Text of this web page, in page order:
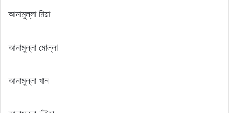
আনামুল্লা মিয়া
আনামুল্লা মোল্লা
আনামুল্লা খান